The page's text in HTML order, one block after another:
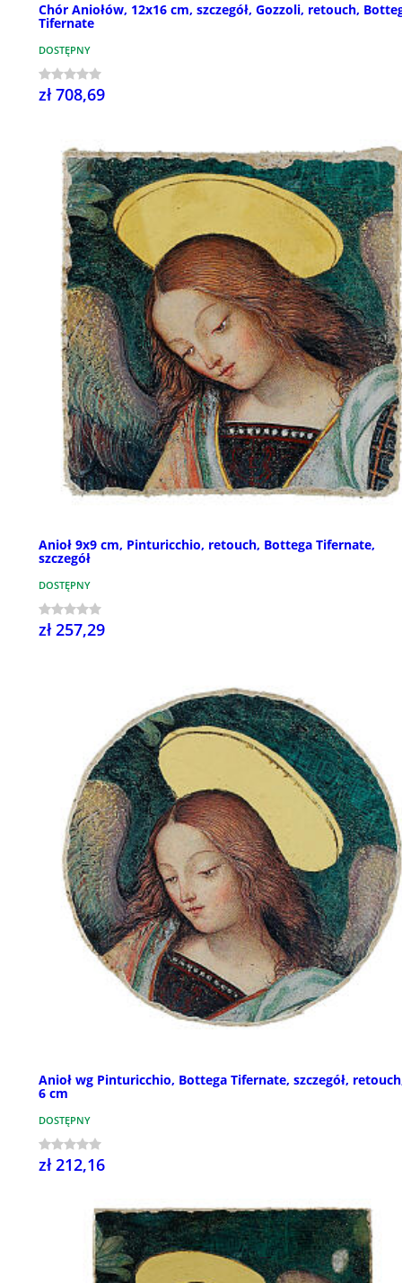
Chór Aniołów, 12x16 cm, szczegół, Gozzoli, retouch,
Tifernate
DOSTĘPNY
zł 708,69
Anioł 9x9 cm, Pinturicchio, retouch, Bottega Tifernate,
szczegół
DOSTĘPNY
zł 257,29
Anioł wg Pinturicchio, Bottega Tifernate, szczegół,
6 cm
DOSTĘPNY
zł 212,16